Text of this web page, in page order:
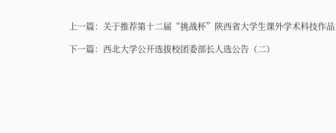
上一篇： 关于推荐第十二届“挑战杯”陕西省大学生课外学术科技作
下一篇： 西北大学公开选拔校团委部长人选公告（二）